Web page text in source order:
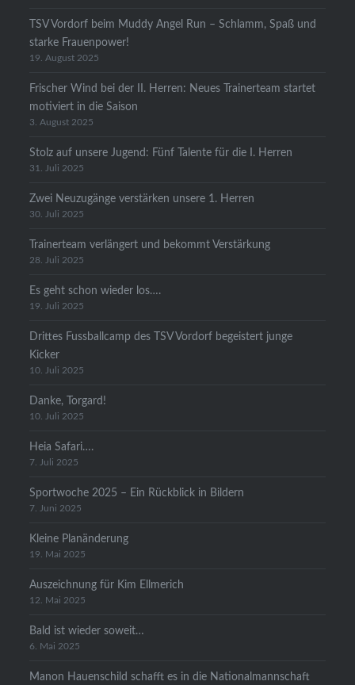
TSV Vordorf beim Muddy Angel Run – Schlamm, Spaß und
starke Frauenpower!
19. August 2025
Frischer Wind bei der II. Herren: Neues Trainerteam startet
motiviert in die Saison
3. August 2025
Stolz auf unsere Jugend: Fünf Talente für die I. Herren
31. Juli 2025
Zwei Neuzugänge verstärken unsere 1. Herren
30. Juli 2025
Trainerteam verlängert und bekommt Verstärkung
28. Juli 2025
Es geht schon wieder los….
19. Juli 2025
Drittes Fussballcamp des TSV Vordorf begeistert junge
Kicker
10. Juli 2025
Danke, Torgard!
10. Juli 2025
Heia Safari….
7. Juli 2025
Sportwoche 2025 – Ein Rückblick in Bildern
7. Juni 2025
Kleine Planänderung
19. Mai 2025
Auszeichnung für Kim Ellmerich
12. Mai 2025
Bald ist wieder soweit…
6. Mai 2025
Manon Hauenschild schafft es in die Nationalmannschaft